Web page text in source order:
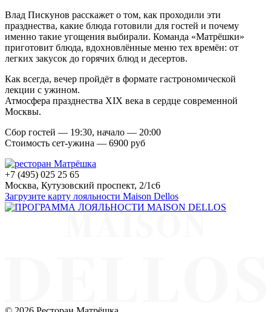
Влад Пискунов расскажет о том, как проходили эти
празднества, какие блюда готовили для гостей и почему
именно такие угощения выбирали. Команда «Матрёшки»
приготовит блюда, вдохновлённые меню тех времён: от
легких закусок до горячих блюд и десертов.
Как всегда, вечер пройдёт в формате гастрономической
лекции с ужином.
Атмосфера празднества XIX века в сердце современной
Москвы.
Сбор гостей — 19:30, начало — 20:00
Стоимость сет-ужина — 6900 руб
+7 (495) 025 25 65
Москва, Кутузовский проспект, 2/1с6
Загрузите карту лояльности Maison Dellos